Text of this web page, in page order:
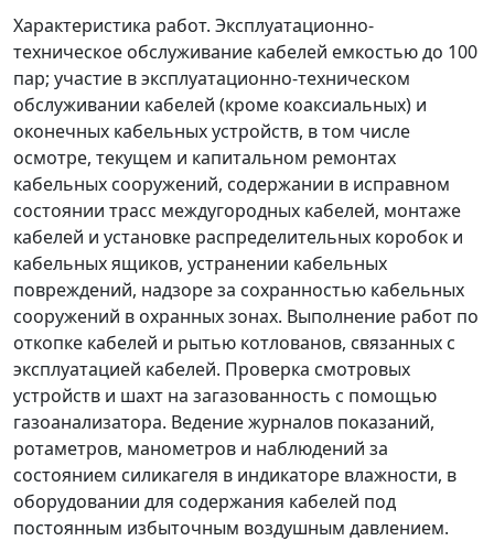
Характеристика работ. Эксплуатационно-
техническое обслуживание кабелей емкостью до 100
пар; участие в эксплуатационно-техническом
обслуживании кабелей (кроме коаксиальных) и
оконечных кабельных устройств, в том числе
осмотре, текущем и капитальном ремонтах
кабельных сооружений, содержании в исправном
состоянии трасс междугородных кабелей, монтаже
кабелей и установке распределительных коробок и
кабельных ящиков, устранении кабельных
повреждений, надзоре за сохранностью кабельных
сооружений в охранных зонах. Выполнение работ по
откопке кабелей и рытью котлованов, связанных с
эксплуатацией кабелей. Проверка смотровых
устройств и шахт на загазованность с помощью
газоанализатора. Ведение журналов показаний,
ротаметров, манометров и наблюдений за
состоянием силикагеля в индикаторе влажности, в
оборудовании для содержания кабелей под
постоянным избыточным воздушным давлением.